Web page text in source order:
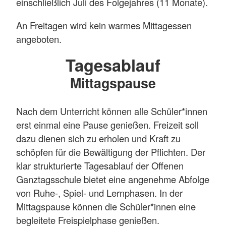
An Freitagen wird kein warmes Mittagessen
angeboten.
Tagesablauf
Mittagspause
Nach dem Unterricht können alle Schüler*innen
erst einmal eine Pause genießen. Freizeit soll
dazu dienen sich zu erholen und Kraft zu
schöpfen für die Bewältigung der Pflichten. Der
klar strukturierte Tagesablauf der Offenen
Ganztagsschule bietet eine angenehme Abfolge
von Ruhe-, Spiel- und Lernphasen. In der
Mittagspause können die Schüler*innen eine
begleitete Freispielphase genießen.